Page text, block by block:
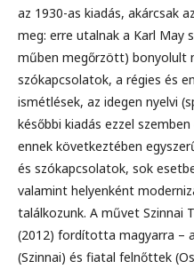
az 1930-as kiadás, akárcsak
meg: erre utalnak a Karl May
műben megőrzött) bonyolult
szókapcsolatok, a régies és
ismétlések, az idegen nyelvi
későbbi kiadás ezzel
ennek következtében
és szókapcsolatok, sok
valamint helyenként
találkozunk. A művet Szinnai
(2012) fordította magyarra –
(Szinnai) és fiatal felnőttek